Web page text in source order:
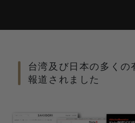
台湾及び日本の多くの
報道されました